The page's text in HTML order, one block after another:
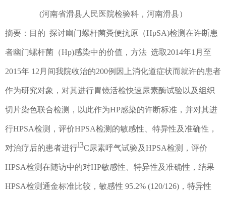
(河南省滑县人民医院检验科，河南滑县）
摘要：目的 探讨幽门螺杆菌粪便抗原 （HpSA)检测在许断患
者幽门螺杆菌 （Hp)感染中的价值 ， 方法 选取2014年1 月至
2015年 12 月间我院收治的200例因上消化道症状而就许的患者
作为研究对象，对其进行胃镜活检快速尿素酶试验以及组织
切片染色联合检测，以此作为HP感染的许断标准 ， 并对其进
行HPSA检测，评价HPSA检测的敏感性、特异性及准确性 ，
对治疗后的患者进行l3C尿素呼气试验及HPSA检测，评价
HPSA检测在随访中的对HP敏感性、特异性及准确性 ， 结果
HPSA检测通金标准比较，敏感性 95.2% (120/126) ， 特异性